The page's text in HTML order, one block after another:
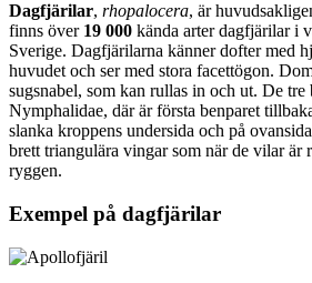
Dagfjärilar, rhopalocera, är
finns över 19 000 kända arter dagfjärilar i
Sverige. Dagfjärilarna känner dofter med
huvudet och ser med stora facettögon.
sugsnabel, som kan rullas in och ut. De tre
Nymphalidae, där är första benparet
slanka kroppens undersida och på
brett triangulära vingar som när de vilar är
ryggen.
Exempel på dagfjärilar